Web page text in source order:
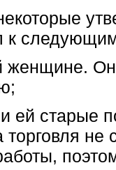
к
женщине.
ей старые
не